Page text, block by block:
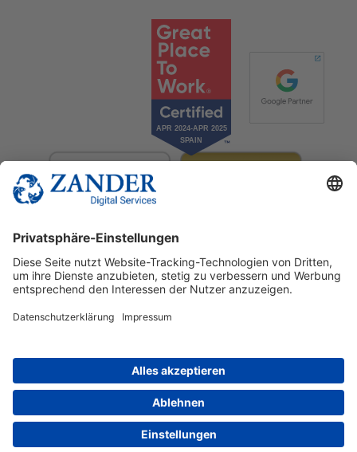
© 2025 Zander Digital Services Deutschland GmbH
English